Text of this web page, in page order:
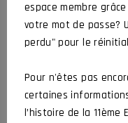
espace membre
votre mot de passe?
perdu" pour le
Pour n'êtes pas
certaines
l’histoire de la